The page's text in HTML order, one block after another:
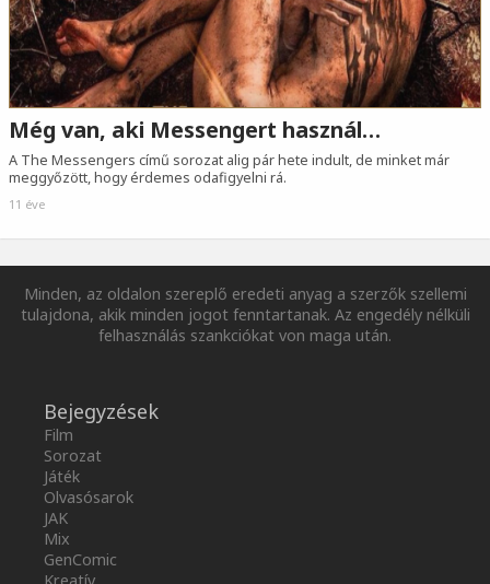
Még van, aki Messengert használ…
A The Messengers című sorozat alig pár hete indult, de minket már
meggyőzött, hogy érdemes odafigyelni rá.
11 éve
Minden, az oldalon szereplő eredeti anyag a szerzők szellemi
tulajdona, akik minden jogot fenntartanak. Az engedély nélküli
felhasználás szankciókat von maga után.
Bejegyzések
Film
Sorozat
Játék
Olvasósarok
JAK
Mix
GenComic